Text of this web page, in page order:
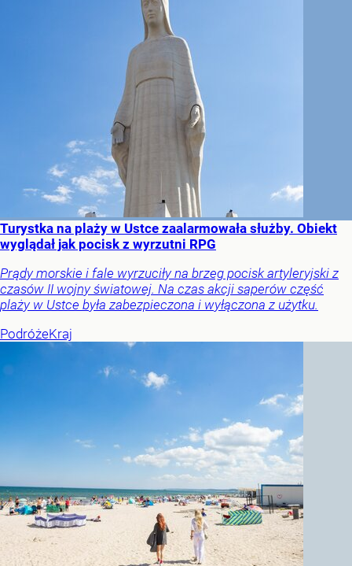
Turystka na plaży w Ustce zaalarmowała służby. Obiekt
wyglądał jak pocisk z wyrzutni RPG
Prądy morskie i fale wyrzuciły na brzeg pocisk artyleryjski z
czasów II wojny światowej. Na czas akcji saperów część
plaży w Ustce była zabezpieczona i wyłączona z użytku.
PodróżeKraj